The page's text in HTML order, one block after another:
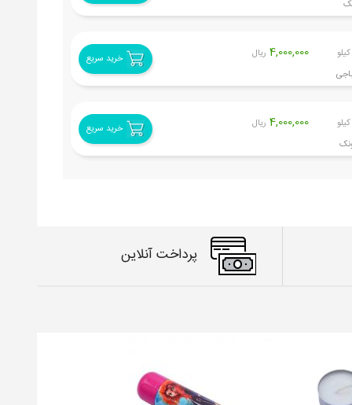
کیلو 4,000,000 ریال
خرید سریع
کیلو 4,000,000 ریال
خرید سریع
پرداخت آنلاین